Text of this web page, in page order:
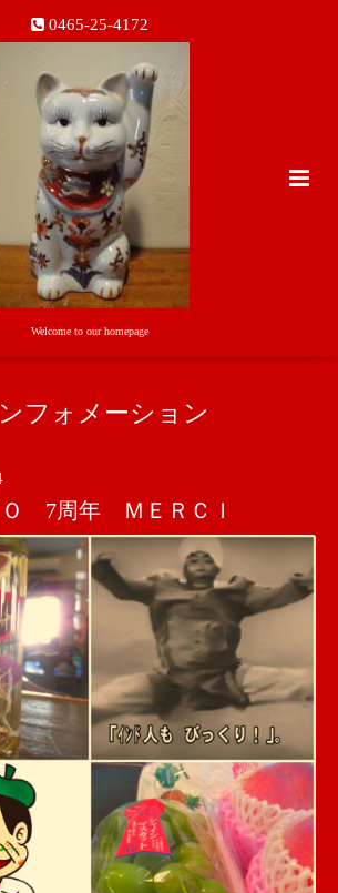
0465-25-4172
Welcome to our homepage
フォメーション
Ｏ 7周年 ＭＥＲＣＩ